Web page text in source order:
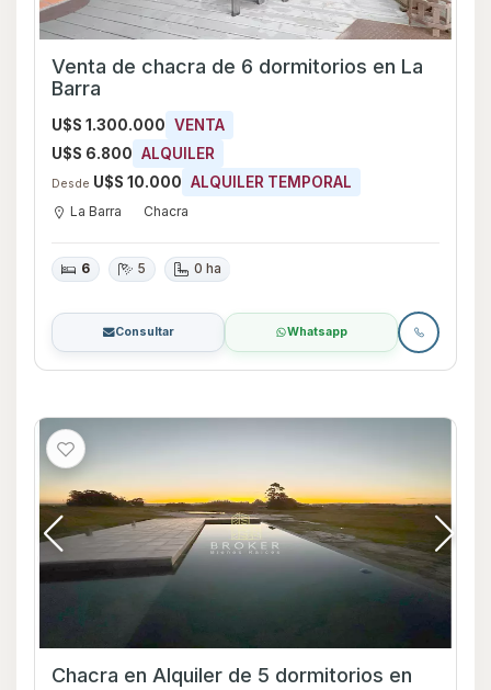
Venta de chacra de 6 dormitorios en La
Barra
U$S 1.300.000 VENTA
U$S 6.800 ALQUILER
Desde U$S 10.000 ALQUILER TEMPORAL
La Barra Chacra
6 5 0 ha
Consultar Whatsapp
Chacra en Alquiler de 5 dormitorios en